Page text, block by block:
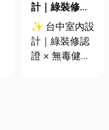
計｜綠裝修認
證 × 無毒健康
建材，打造安
全、舒適又有
✨ 台中室內設
計｜綠裝修認
證 × 無毒健康